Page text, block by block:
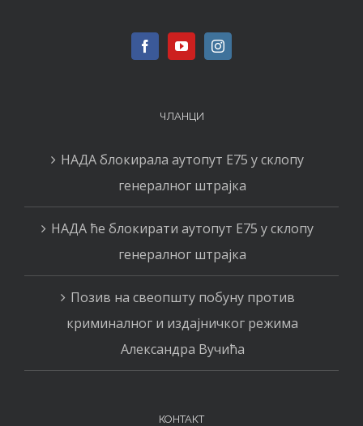
ЧЛАНЦИ
НАДА блокирала аутопут Е75 у склопу
генералног штрајка
НАДА ће блокирати аутопут Е75 у склопу
генералног штрајка
Позив на свеопшту побуну против
криминалног и издајничког режима
Александра Вучића
КОНТАКТ